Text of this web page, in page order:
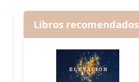
Libros recomendados